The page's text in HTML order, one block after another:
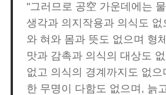
"그러므로 공空 가운데에는
생각과 의지작용과 의식도
와 혀와 몸과 뜻도 없으며 형
맛과 감촉과 의식의 대상도
없고 의식의 경계까지도 없
한 무명이 다함도 없으며, 늙